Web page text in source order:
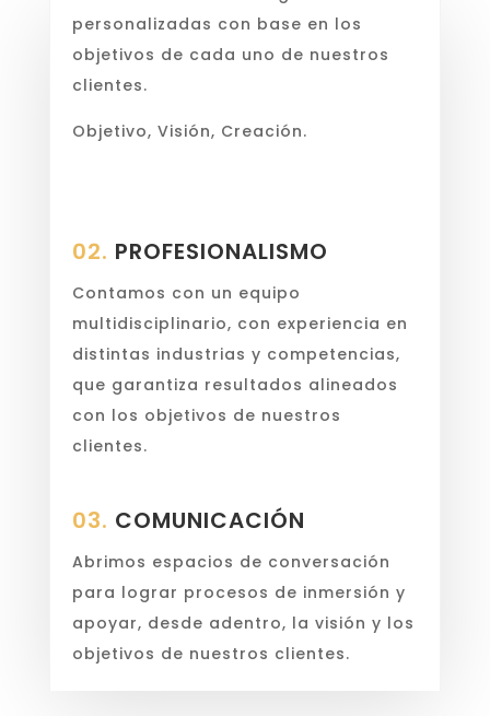
personalizadas con base en los
objetivos de cada uno de nuestros
clientes.
Objetivo, Visión, Creación.
02. PROFESIONALISMO
Contamos con un equipo
multidisciplinario, con experiencia en
distintas industrias y competencias,
que garantiza resultados alineados
con los objetivos de nuestros
clientes.
03. COMUNICACIÓN
Abrimos espacios de conversación
para lograr procesos de inmersión y
apoyar, desde adentro, la visión y los
objetivos de nuestros clientes.